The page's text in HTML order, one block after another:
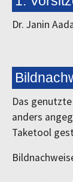
Dr. Janin
Das
anders
Taketool